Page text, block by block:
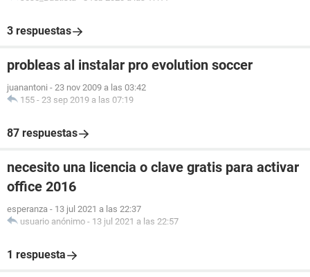
3 respuestas
probleas al instalar pro evolution soccer
juanantoni - 23 nov 2009 a las 03:42
155 - 23 sep 2019 a las 07:19
87 respuestas
necesito una licencia o clave gratis para activar
office 2016
esperanza - 13 jul 2021 a las 22:37
usuario anónimo - 13 jul 2021 a las 22:57
1 respuesta